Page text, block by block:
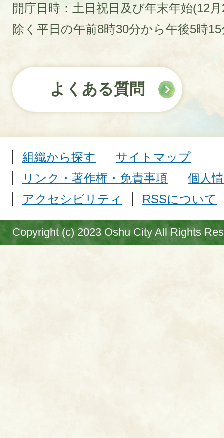
開庁日時：土日祝日及び年末年始(12
除く平日の午前8時30分から午後5時
よくある質問
組織から探す
サイトマップ
リンク・著作権・免責事項
個人
アクセシビリティ
RSSについて
Copyright (c) 2023 Oshu City All Rights